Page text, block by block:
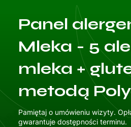
Panel
Mleka - 5
mleka +
metodą
Pamiętaj o umówieniu wizyty.
gwarantuje dostępności terminu.